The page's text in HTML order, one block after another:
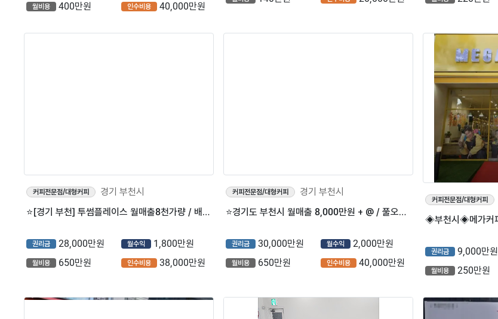
월비용 400만원 인수비용 40,000만원 월비용 140만원 인수비용 20,000만원 월비용 220만원
커피전문점/대형커피
경기 부천시
권리금 28,000만원 월수익 1,800만원
월비용 650만원 인수비용 38,000만원
커피전문점/대형커피
경기 부천시
권리금 30,000만원 월수익 2,000만원
월비용 650만원 인수비용 40,000만원
커피전문점/대형커피
권리금 9,000만원
월비용 250만원